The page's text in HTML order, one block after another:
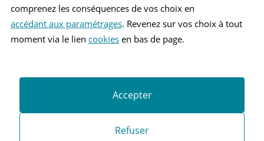
Recherche
Recherche avancée
comprenez les conséquences de vos choix en
accédant aux paramétrages. Revenez sur vos choix à tout
moment via le lien cookiesen bas de page.
Refuser
Accepter